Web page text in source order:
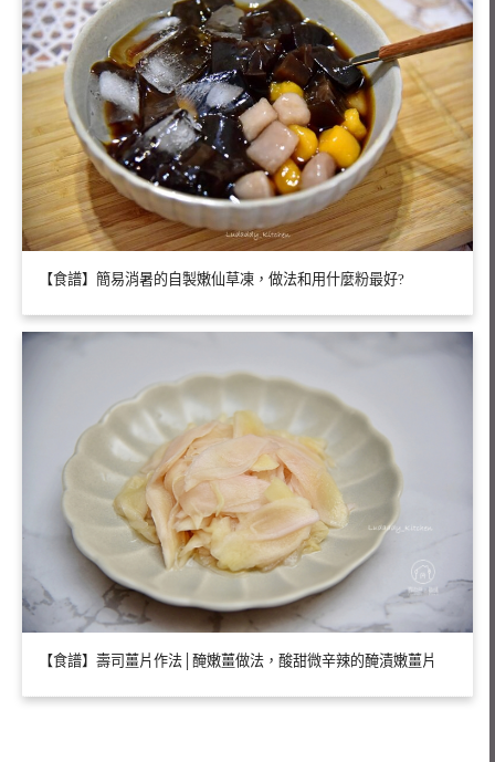
【食譜】簡易消暑的自製嫩仙草凍，做法和用什麼粉最好?
【食譜】壽司薑片作法│醃嫩薑做法，酸甜微辛辣的醃漬嫩薑片